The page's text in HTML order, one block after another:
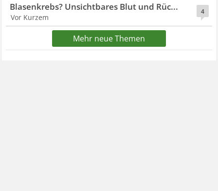
4
Blasenkrebs? Unsichtbares Blut und Rüc...
Vor Kurzem
Mehr neue Themen